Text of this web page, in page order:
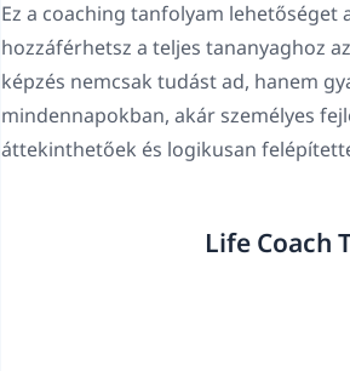
Ez a coaching tanfolyam lehetőséget
hozzáférhetsz a teljes tananyaghoz
képzés nemcsak tudást ad, hanem
mindennapokban, akár személyes
áttekinthetőek és logikusan
Life Coach